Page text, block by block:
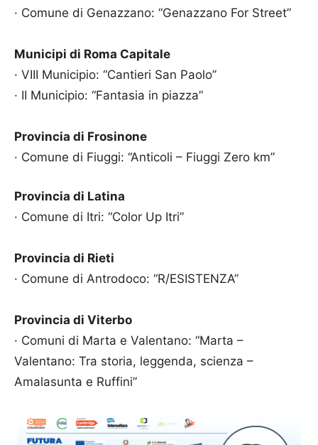
· Comune di Genazzano: “Genazzano For Street”
Municipi di Roma Capitale
· VIII Municipio: “Cantieri San Paolo”
· II Municipio: “Fantasia in piazza”
Provincia di Frosinone
· Comune di Fiuggi: “Anticoli – Fiuggi Zero km”
Provincia di Latina
· Comune di Itri: “Color Up Itri”
Provincia di Rieti
· Comune di Antrodoco: “R/ESISTENZA”
Provincia di Viterbo
· Comuni di Marta e Valentano: “Marta –
Valentano: Tra storia, leggenda, scienza –
Amalasunta e Ruffini”